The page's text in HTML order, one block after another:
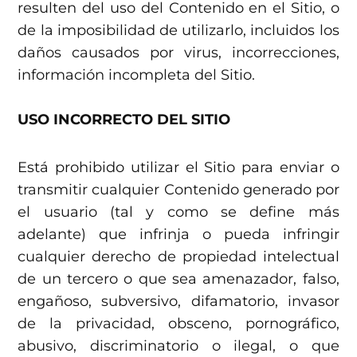
resulten del uso del Contenido en el Sitio, o
de la imposibilidad de utilizarlo, incluidos los
daños causados por virus, incorrecciones,
información incompleta del Sitio.
USO INCORRECTO DEL SITIO
Está prohibido utilizar el Sitio para enviar o
transmitir cualquier Contenido generado por
el usuario (tal y como se define más
adelante) que infrinja o pueda infringir
cualquier derecho de propiedad intelectual
de un tercero o que sea amenazador, falso,
engañoso, subversivo, difamatorio, invasor
de la privacidad, obsceno, pornográfico,
abusivo, discriminatorio o ilegal, o que